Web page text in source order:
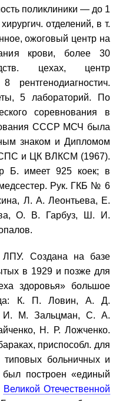
поликлиники — до 1
отделений, в т.
ожоговый центр на
крови, более 30
цехах, центр
рентгенодиагностич.
5 лабораторий. По
соревнования в
СССР МСЧ была
знаком и Дипломом
и ЦК ВЛКСМ (1967).
Б. имеет 925 коек; в
Рук. ГКБ № 6
Л. А. Леонтьева, Е.
О. В. Гарбуз, Ш. И.
ЛПУ. Создана на базе
в 1929 и позже для
здоровья» большое
К. П. Ловин, А. Д.
И. М. Зальцман, С. А.
Н. Р. Ложченко.
приспособл. для
больничных и
был построен «единый
Великой Отечественной